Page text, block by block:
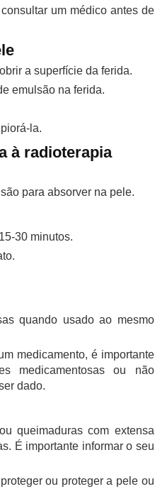
um médico antes de
a superfície da ferida.
emulsão na ferida.
la.
à radioterapia
para absorver na pele.
30 minutos.
quando usado ao mesmo
medicamento, é importante
medicamentosas ou não
dado.
queimaduras com extensa
É importante informar o seu
ou proteger a pele ou